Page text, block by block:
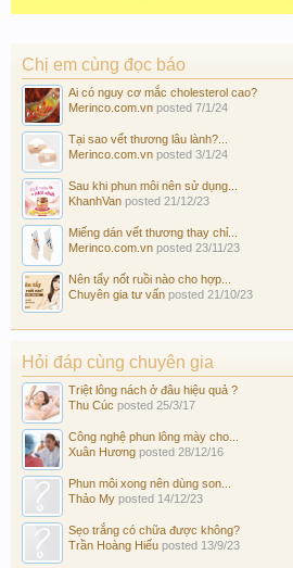
Chị em cùng đọc báo
Ai có nguy cơ mắc cholesterol cao?
Merinco.com.vn posted 7/1/24
Tại sao vết thương lâu lành?...
Merinco.com.vn posted 3/1/24
Sau khi phun môi nên sử dụng...
KhanhVan posted 21/12/23
Miếng dán vết thương thay chỉ...
Merinco.com.vn posted 23/11/23
Nên tẩy nốt ruồi nào cho hợp...
Chuyên gia tư vấn posted 21/10/23
Hỏi đáp cùng chuyên gia
Triệt lông nách ở đâu hiệu quả ?
Thu Cúc posted 25/3/17
Công nghệ phun lông mày cho...
Xuân Hương posted 28/12/16
Phun môi xong nên dùng son...
Thảo My posted 14/12/23
Sẹo trắng có chữa được không?
Trần Hoàng Hiếu posted 13/9/23